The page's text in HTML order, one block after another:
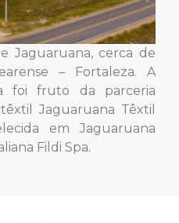
Jaguaruana, cerca de
– Fortaleza. A
foi fruto da parceria
Jaguaruana Têxtil
em Jaguaruana
Fildi Spa.